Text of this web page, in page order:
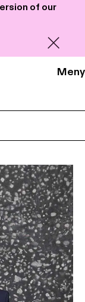
of our
Meny